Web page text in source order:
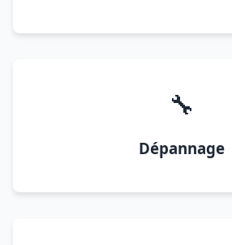
🔧
Dépannage